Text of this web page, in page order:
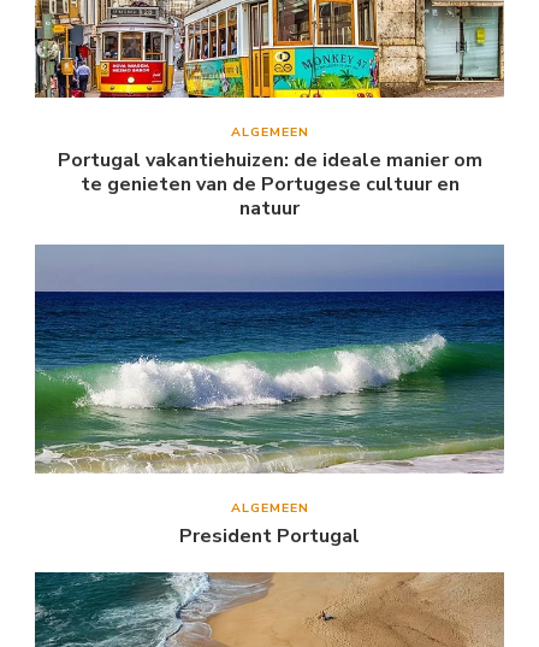
ALGEMEEN
Portugal vakantiehuizen: de ideale manier om
te genieten van de Portugese cultuur en
natuur
ALGEMEEN
President Portugal